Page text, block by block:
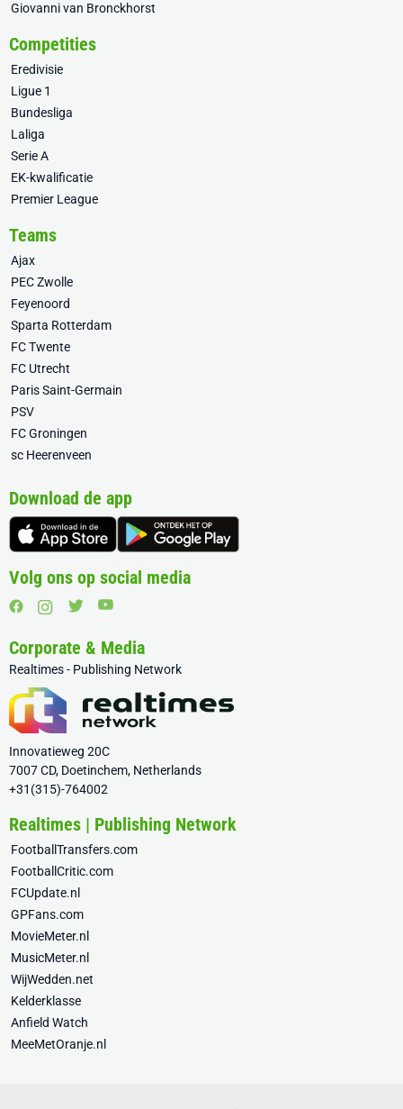
Giovanni van Bronckhorst
Competities
Eredivisie
Ligue 1
Bundesliga
Laliga
Serie A
EK-kwalificatie
Premier League
Teams
Ajax
PEC Zwolle
Feyenoord
Sparta Rotterdam
FC Twente
FC Utrecht
Paris Saint-Germain
PSV
FC Groningen
sc Heerenveen
Download de app
Volg ons op social media
Corporate & Media
Realtimes - Publishing Network
Innovatieweg 20C
7007 CD, Doetinchem, Netherlands
+31(315)-764002
Realtimes | Publishing Network
FootballTransfers.com
FootballCritic.com
FCUpdate.nl
GPFans.com
MovieMeter.nl
MusicMeter.nl
WijWedden.net
Kelderklasse
Anfield Watch
MeeMetOranje.nl